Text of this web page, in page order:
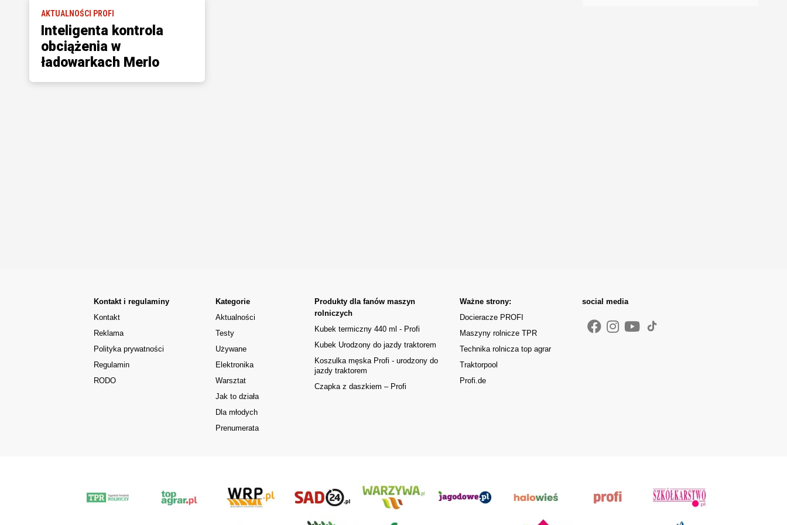
AKTUALNOŚCI PROFI
Inteligenta kontrola
obciążenia w
ładowarkach Merlo
Kontakt i regulaminy
Kontakt
Reklama
Polityka prywatności
Regulamin
RODO
Kategorie
Aktualności
Testy
Używane
Elektronika
Warsztat
Jak to działa
Dla młodych
Prenumerata
Produkty dla fanów maszyn
rolniczych
Kubek termiczny 440 ml - Profi
Kubek Urodzony do jazdy traktorem
Koszulka męska Profi - urodzony do
jazdy traktorem
Czapka z daszkiem – Profi
Ważne strony:
Docieracze PROFI
Maszyny rolnicze TPR
Technika rolnicza top agrar
Traktorpool
Profi.de
social media